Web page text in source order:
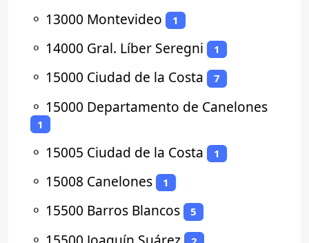
⚬ 13000 Montevideo 1
⚬ 14000 Gral. Líber Seregni 1
⚬ 15000 Ciudad de la Costa 7
⚬ 15000 Departamento de Canelones
1
⚬ 15005 Ciudad de la Costa 1
⚬ 15008 Canelones 1
⚬ 15500 Barros Blancos 5